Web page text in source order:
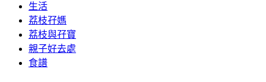
生活
荔枝孖媽
荔枝與孖寶
親子好去處
食譜